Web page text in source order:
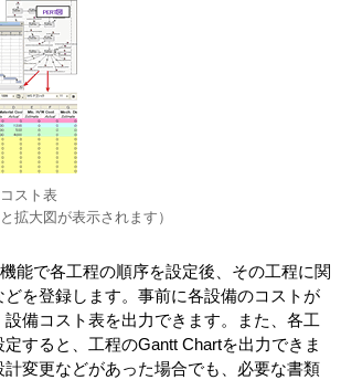
スト表
拡大図が表示されます）
能で各工程の順序を設定後、その工程に関
を登録します。事前に各設備のコストが
設備コスト表を出力できます。また、各工
すると、工程のGantt Chartを出力できま
変更などがあった場合でも、必要な書類